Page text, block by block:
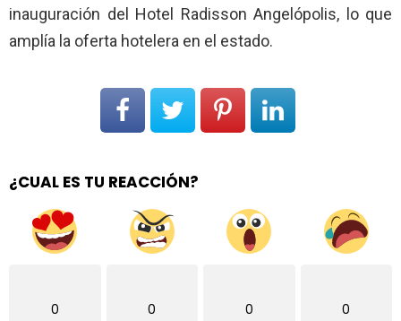
inauguración del Hotel Radisson Angelópolis, lo que
amplía la oferta hotelera en el estado.
¿CUAL ES TU REACCIÓN?
0 0 0 0